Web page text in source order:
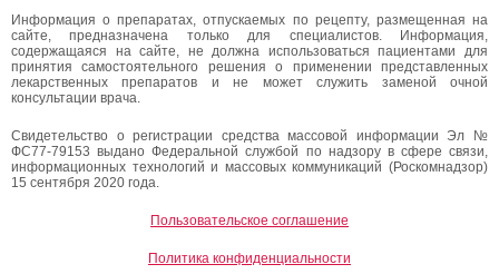
Информация о препаратах, отпускаемых по рецепту, размещенная на
сайте, предназначена только для специалистов. Информация,
содержащаяся на сайте, не должна использоваться пациентами для
принятия самостоятельного решения о применении представленных
лекарственных препаратов и не может служить заменой очной
консультации врача.
Свидетельство о регистрации средства массовой информации Эл №
ФС77-79153 выдано Федеральной службой по надзору в сфере связи,
информационных технологий и массовых коммуникаций (Роскомнадзор)
15 сентября 2020 года.
Пользовательское соглашение
Политика конфиденциальности